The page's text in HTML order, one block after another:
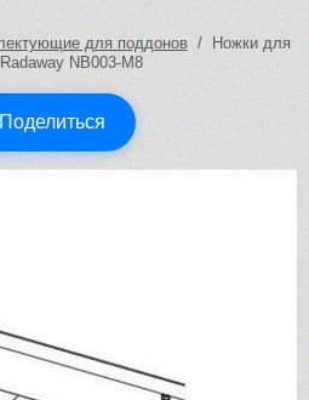
для поддонов/ Ножки для
NB003-M8
Поделиться